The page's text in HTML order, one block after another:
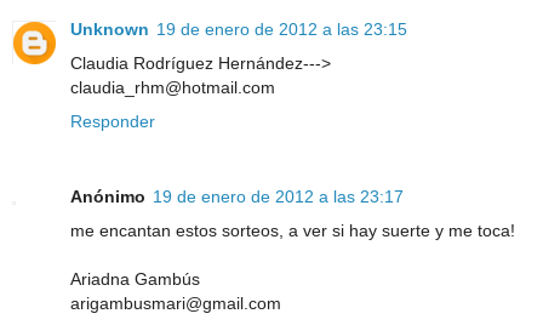
Unknown 19 de enero de 2012 a las 23:15
Claudia Rodríguez Hernández--->
claudia_rhm@hotmail.com
Responder
Anónimo 19 de enero de 2012 a las 23:17
me encantan estos sorteos, a ver si hay suerte y me toca!
Ariadna Gambús
arigambusmari@gmail.com